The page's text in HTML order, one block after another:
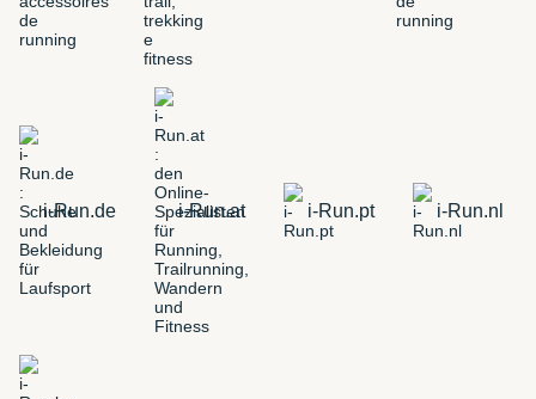
i-Run.de i-Run.at i-Run.pt i-Run.nl